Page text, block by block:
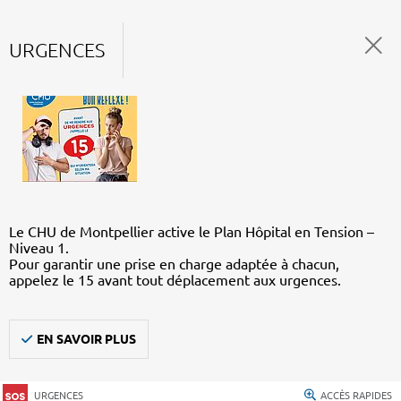
URGENCES
Le CHU de Montpellier active le Plan Hôpital en Tension –
Niveau 1.
Pour garantir une prise en charge adaptée à chacun,
appelez le 15 avant tout déplacement aux urgences.
EN SAVOIR PLUS
URGENCES ACCÈS RAPIDES